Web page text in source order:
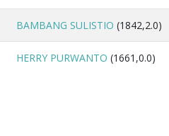
BAMBANG SULISTIO (1842,2.0)
HERRY PURWANTO (1661,0.0)